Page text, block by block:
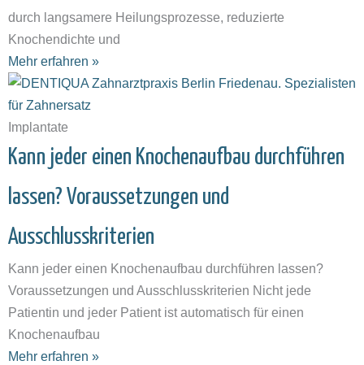
durch langsamere Heilungsprozesse, reduzierte
Knochendichte und
Mehr erfahren »
Implantate
Kann jeder einen Knochenaufbau durchführen
lassen? Voraussetzungen und
Ausschlusskriterien
Kann jeder einen Knochenaufbau durchführen lassen?
Voraussetzungen und Ausschlusskriterien Nicht jede
Patientin und jeder Patient ist automatisch für einen
Knochenaufbau
Mehr erfahren »